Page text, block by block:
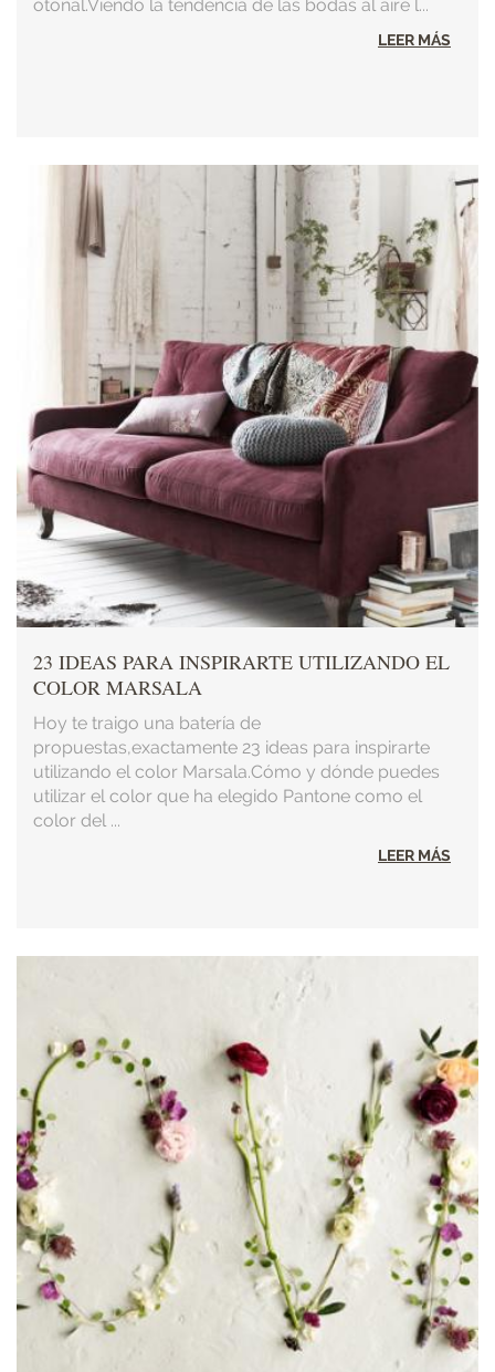
otoñal.Viendo la tendencia de las bodas al aire l...
LEER MÁS
23 IDEAS PARA INSPIRARTE UTILIZANDO EL
COLOR MARSALA
Hoy te traigo una batería de
propuestas,exactamente 23 ideas para inspirarte
utilizando el color Marsala.Cómo y dónde puedes
utilizar el color que ha elegido Pantone como el
color del ...
LEER MÁS